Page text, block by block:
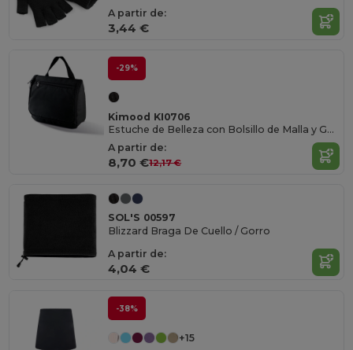
A partir de:
3,44 €
-29%
Kimood KI0706
Estuche de Belleza con Bolsillo de Malla y Gancho
A partir de:
8,70 €12,17 €
SOL'S 00597
Blizzard Braga De Cuello / Gorro
A partir de:
4,04 €
-38%
+15